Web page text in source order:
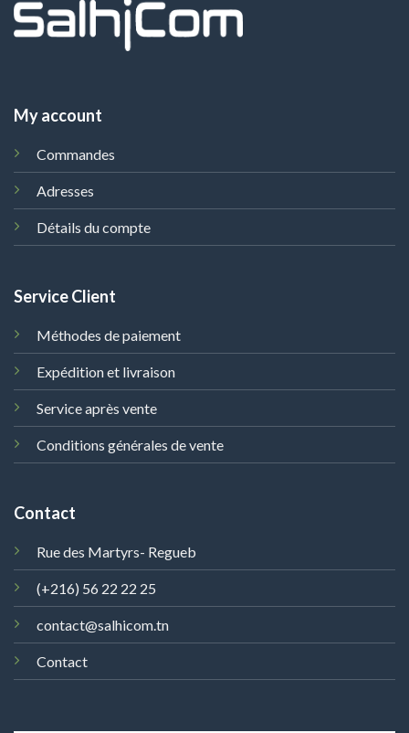
My account
Commandes
Adresses
Détails du compte
Service Client
Méthodes de paiement
Expédition et livraison
Service après vente
Conditions générales de vente
Contact
Rue des Martyrs- Regueb
(+216) 56 22 22 25
contact@salhicom.tn
Contact